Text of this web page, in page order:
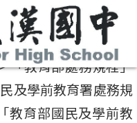
「教育部處務規程」
及學前教育署處務規
教育部國民及學前教